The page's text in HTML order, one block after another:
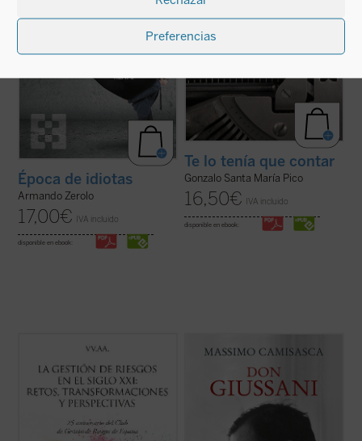
Preferencias
Época de idiotas
Armando Zerolo
17,00€ IVA incluido
disponible en ebook:
Te lo tenía que contar
Gonzalo Santa María Pico
16,50€ IVA incluido
disponible en ebook:
Este libro conmemora el 25 aniversario del
(1997). En este cuarto de siglo «la historia
ha sido generosa en la producción de
acontecimientos de riesgo, como si
quisiera darles la razón a los fundadores
(ver ficha)
grandes educadores del siglo XX. Esta
obra, escrita por uno de sus más
estrechos colaboradores a lo largo de
cuarenta años, conforma una sintética
biografía espiritual que permite conocer
(ver ficha)